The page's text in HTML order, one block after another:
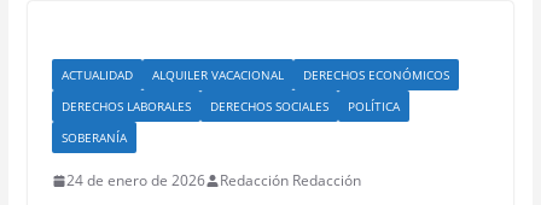
ACTUALIDAD ALQUILER VACACIONAL
DERECHOS ECONÓMICOS
DERECHOS LABORALES
DERECHOS SOCIALES
POLÍTICA
SOBERANÍA
24 de enero de 2026 Redacción Redacción